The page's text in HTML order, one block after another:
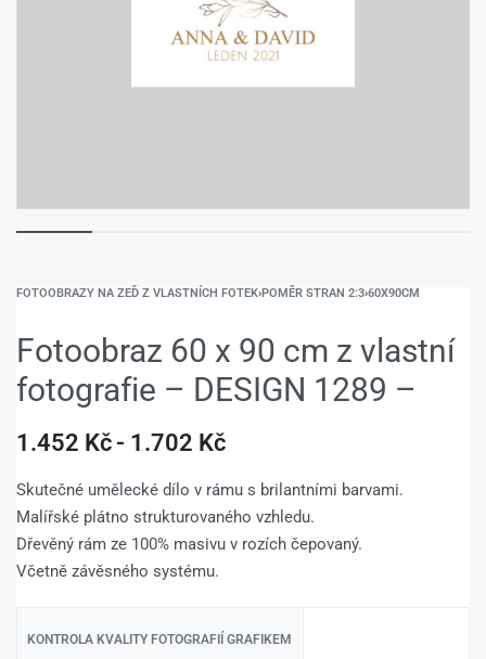
FOTOOBRAZY NA ZEĎ Z VLASTNÍCH FOTEK›POMĚR STRAN 2:3›60X90CM
Fotoobraz 60 x 90 cm z vlastní
fotografie – DESIGN 1289 –
1.452 Kč 1.702 Kč
Skutečné umělecké dílo v rámu s brilantními barvami.
Malířské plátno strukturovaného vzhledu.
Dřevěný rám ze 100% masivu v rozích čepovaný.
Včetně závěsného systému.
KONTROLA KVALITY FOTOGRAFIÍ GRAFIKEM